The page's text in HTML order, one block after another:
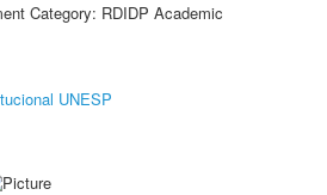
Category: RDIDP Academic
UNESP